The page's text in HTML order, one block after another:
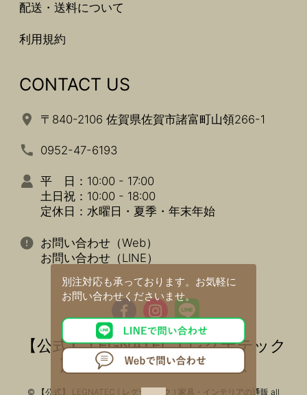
別注対応も承っております。 お気軽に
お問い合わせくださいませ。
配送・送料について
利用規約
CONTACT US
〒840-2106 佐賀県佐賀市諸富町山領266-1
0952-47-6193
平 日：10:00 - 17:00
土日祝：10:00 - 18:00
定休日：水曜日・夏季・年末年始
お問い合わせ（Web）
お問い合わせ（LINE）
【公式】 LEGNATEC ( レグナテック
) 家具・インテリアの通販
© 【公式】 LEGNATEC ( レグナテック ) 家具・インテリアの通販 all